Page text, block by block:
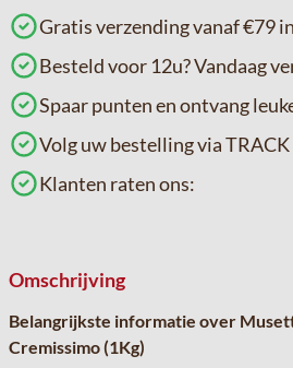
Gratis verzending vanaf €79
Besteld voor 12u? Vandaag
Spaar punten en ontvang
Volg uw bestelling via TRACK
Klanten raten ons:
Omschrijving
Belangrijkste informatie over
Cremissimo (1Kg)